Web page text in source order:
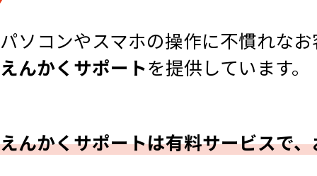
パソコンやスマホの操作に不慣れな
えんかくサポートを提供しています。
えんかくサポートは有料サービスで